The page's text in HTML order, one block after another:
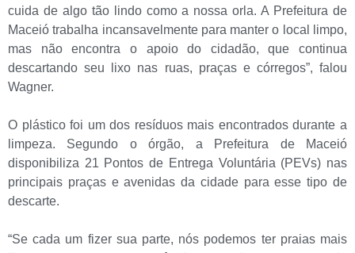
cuida de algo tão lindo como a nossa orla. A Prefeitura de
Maceió trabalha incansavelmente para manter o local limpo,
mas não encontra o apoio do cidadão, que continua
descartando seu lixo nas ruas, praças e córregos”, falou
Wagner.
O plástico foi um dos resíduos mais encontrados durante a
limpeza. Segundo o órgão, a Prefeitura de Maceió
disponibiliza 21 Pontos de Entrega Voluntária (PEVs) nas
principais praças e avenidas da cidade para esse tipo de
descarte.
“Se cada um fizer sua parte, nós podemos ter praias mais